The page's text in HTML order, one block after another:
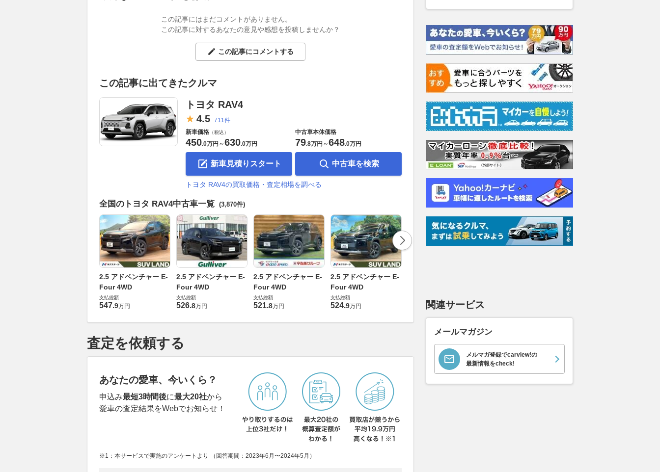
この記事にはまだコメントがありません。
この記事に対するあなたの意見や感想を投稿しませんか？
この記事にコメントする
この記事に出てきたクルマ
トヨタ RAV4
4.5 711件
新車価格 （税込）
450.0万円 ～630.0万円
新車見積りスタート
中古車本体価格
79.8万円 ～648.0万円
中古車を検索
トヨタ RAV4の買取価格・査定相場を調べる
全国のトヨタ RAV4中古車一覧 (3,870件)
2.5 アドベンチャー E-
Four 4WD
支払総額
547.9万円
2.5 アドベンチャー E-
Four 4WD
支払総額
526.8万円
2.5 アドベンチャー E-
Four 4WD
支払総額
521.8万円
2.5 アドベンチャー E-
Four 4WD
支払総額
524.9万円
9万円
査定を依頼する
あなたの愛車、今いくら？
申込み最短3時間後に最大20社から
愛車の査定結果をWebでお知らせ！
※1：本サービスで実施のアンケートより （回答期間：2023年6月〜2024年5月）
関連サービス
メールマガジン
メルマガ登録でcarview!の
最新情報をcheck!